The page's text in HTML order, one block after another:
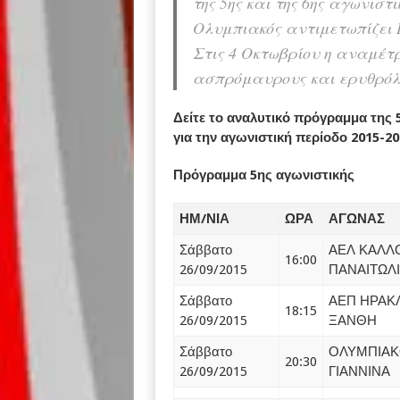
Ολυμπιακός
Στις 4 Οκτωβρίου η
ασπρόμαυρους και
Δείτε το αναλυτικό πρόγραμμα
για την αγωνιστική περίοδο 2015-
Πρόγραμμα 5ης αγωνιστικής
ΗΜ/ΝΙΑ ΩΡΑ
ΑΓΩΝΑΣ
Σάββατο
26/09/2015
16:00
ΑΕΛ
Σάββατο
26/09/2015
18:15
ΑΕΠ
ΞΑΝΘΗ
Σάββατο
26/09/2015
20:30
ΓΙΑΝΝΙΝΑ